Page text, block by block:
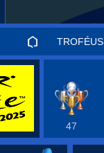
TROFÉUS
47